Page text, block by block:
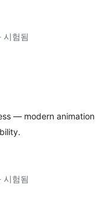
시험됨
— modern animation
시험됨